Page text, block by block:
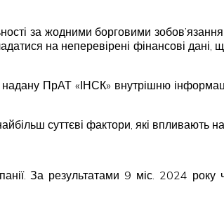
за жодними борговими
на неперевірені фінансові дані,
ПрАТ «ІНСК» внутрішню
суттєві фактори, які впливають
За результатами 9 міс. 2024